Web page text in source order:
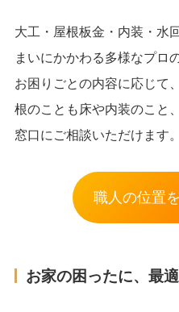
大工・屋根板金・内装・水
まいにかかわる多様なプロ
お困りごとの内容に応じて
根のことも床や内装のこと
窓口にご相談いただけます。
職人の位置
お家の困ったに、最